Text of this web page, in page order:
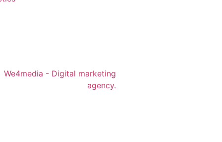
We4media - Digital marketing
agency.